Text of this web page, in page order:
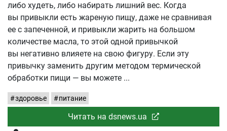
либо худеть, либо набирать лишний вес. Когда
вы привыкли есть жареную пищу, даже не сравнивая
ее с запеченной, и привыкли жарить на большом
количестве масла, то этой одной привычкой
вы негативно влияете на свою фигуру. Если эту
привычку заменить другим методом термической
обработки пищи — вы можете
здоровье питание
Читать на dsnews.ua